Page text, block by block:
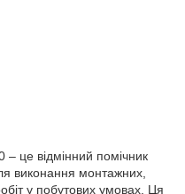
це відмінний помічник
виконання монтажних,
у побутових умовах. Ця